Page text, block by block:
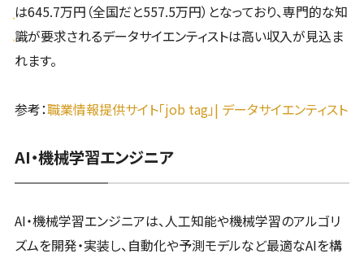
は645.7万円（全国だと557.5万円）となっており、専門的な知
識が要求されるデータサイエンティストは高い収入が見込ま
れます。
参考：職業情報提供サイト「job tag」| データサイエンティスト
AI・機械学習エンジニア
AI・機械学習エンジニアは、人工知能や機械学習のアルゴリ
ズムを開発・実装し、自動化や予測モデルなど最適なAIを構